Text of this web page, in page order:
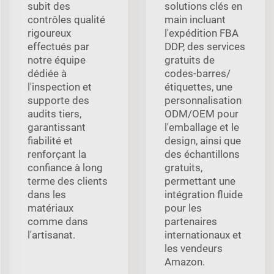
subit des
contrôles qualité
rigoureux
effectués par
notre équipe
dédiée à
l'inspection et
supporte des
audits tiers,
garantissant
fiabilité et
renforçant la
confiance à long
terme des clients
dans les
matériaux
comme dans
l'artisanat.
solutions clés en
main incluant
l'expédition FBA
DDP, des services
gratuits de
codes-barres/
étiquettes, une
personnalisation
ODM/OEM pour
l'emballage et le
design, ainsi que
des échantillons
gratuits,
permettant une
intégration fluide
pour les
partenaires
internationaux et
les vendeurs
Amazon.